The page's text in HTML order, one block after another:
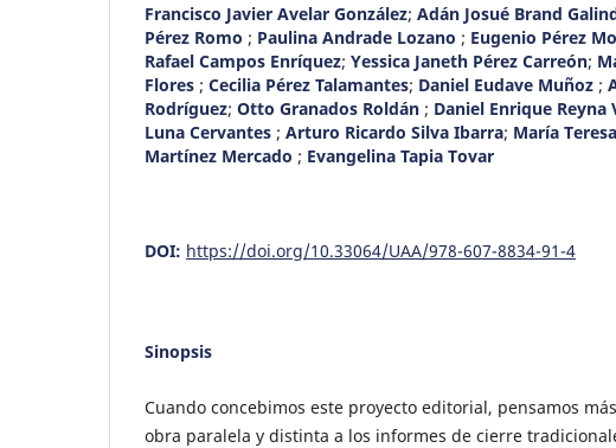
Francisco Javier Avelar González; Adán Josué Brand
Pérez Romo ; Paulina Andrade Lozano ; Eugenio Pérez
Rafael Campos Enríquez; Yessica Janeth Pérez Carreón;
Flores ; Cecilia Pérez Talamantes; Daniel Eudave Muñoz ;
Rodríguez; Otto Granados Roldán ; Daniel Enrique Reyna
Luna Cervantes ; Arturo Ricardo Silva Ibarra; María
Martínez Mercado ; Evangelina Tapia Tovar
DOI: https://doi.org/10.33064/UAA/978-607-8834-91-4
Sinopsis
Cuando concebimos este proyecto editorial, pensamos
obra paralela y distinta a los informes de cierre